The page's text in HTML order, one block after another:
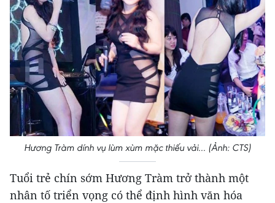
Hương Tràm dính vụ lùm xùm mặc thiếu vải... (Ảnh: CTS)
Tuổi trẻ chín sớm Hương Tràm trở thành một
nhân tố triển vọng có thể định hình văn hóa